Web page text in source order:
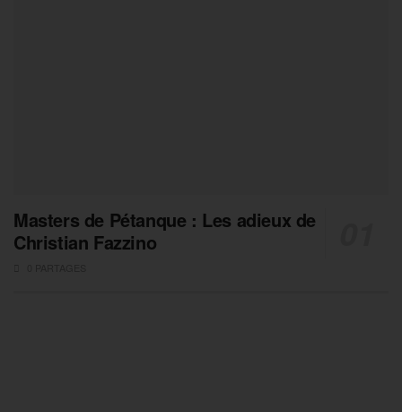
Masters de Pétanque : Les adieux de
Christian Fazzino